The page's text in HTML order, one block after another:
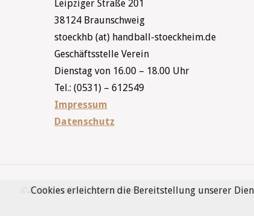
Leipziger Straße 201
38124 Braunschweig
stoeckhb (at) handball-stoeckheim.de
Geschäftsstelle Verein
Dienstag von 16.00 – 18.00 Uhr
Tel.: (0531) – 612549
Impressum
Datenschutz
©2019 Handball in Stöckheim
Cookies erleichtern die Bereitstellung unserer